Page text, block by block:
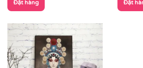
Đặt hàng Đặt